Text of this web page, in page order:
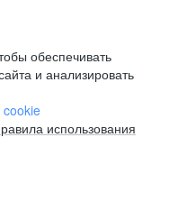
обеспечивать
и анализировать
использования